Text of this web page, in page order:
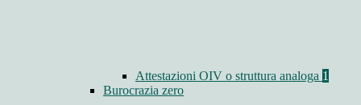
Attestazioni OIV o struttura analoga 1
Burocrazia zero